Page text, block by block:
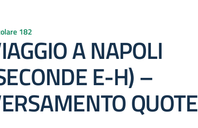
182
A NAPOLI
E-H) –
QUOTE